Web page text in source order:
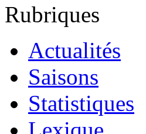
Rubriques
Actualités
Saisons
Statistiques